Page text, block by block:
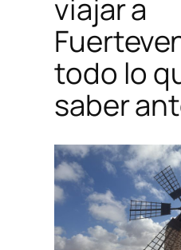
viajar a
todo lo
saber